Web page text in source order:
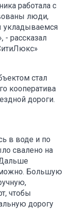
работала с
люди,
укладываемся
- рассказал
стал
кооператива
дороги.
в воде и по
свалено на
Большую
чтобы
дорогу